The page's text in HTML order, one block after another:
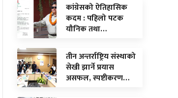
कांग्रेसको ऐतिहासिक
कदम : पहिलो पटक
यौनिक तथा…
तीन अन्तर्राष्ट्रिय संस्थाको
सेखी झार्ने प्रयास
असफल, स्पष्टीकरण…